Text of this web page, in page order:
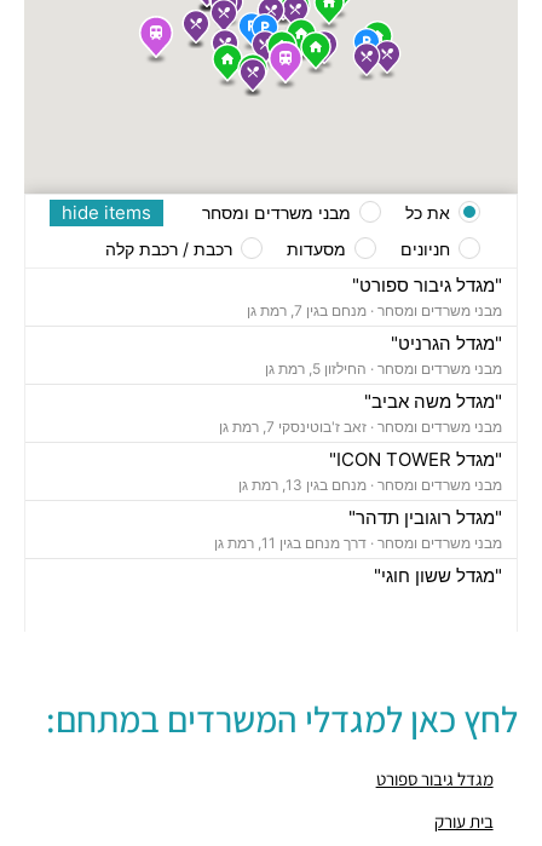
"מגדל גיבור ספורט"
מבני משרדים ומסחר · מנחם בגין 7, רמת גן
"מגדל הגרניט"
מבני משרדים ומסחר · החילזון 5, רמת גן
"מגדל משה אביב"
מבני משרדים ומסחר · זאב ז'בוטינסקי 7, רמת גן
"מגדל ICON TOWER"
מבני משרדים ומסחר · מנחם בגין 13, רמת גן
"מגדל רוגובין תדהר"
מבני משרדים ומסחר · דרך מנחם בגין 11, רמת גן
"מגדל ששון חוגי"
מבני משרדים ומסחר ·זאב ז'בוטינסקי 2, רמת גן
מבני משרדים ומסחר ·
מבני משרדים ומסחר ·
hide items את כל
מבני משרדים ומסחר
חניונים
מסעדות רכבת / רכבת קלה
לחץ כאן למגדלי המשרדים במתחם:
מגדל גיבור ספורט
בית עורק